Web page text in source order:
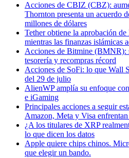
Acciones de CBIZ (CBZ):
Thornton presenta un acuerdo
millones de dólares
Tether obtiene la aprobación
mientras las finanzas islámicas
Acciones de Bitmine (BMNR):
tesorería y recompras récord
Acciones de SoFi: lo que Wall
del 29 de julio
AlienWP amplía su enfoque
e iGaming
Principales acciones a seguir
Amazon, Meta y Visa
¿A los titulares de XRP
lo que dicen los datos
Apple quiere chips chinos.
que elegir un bando.